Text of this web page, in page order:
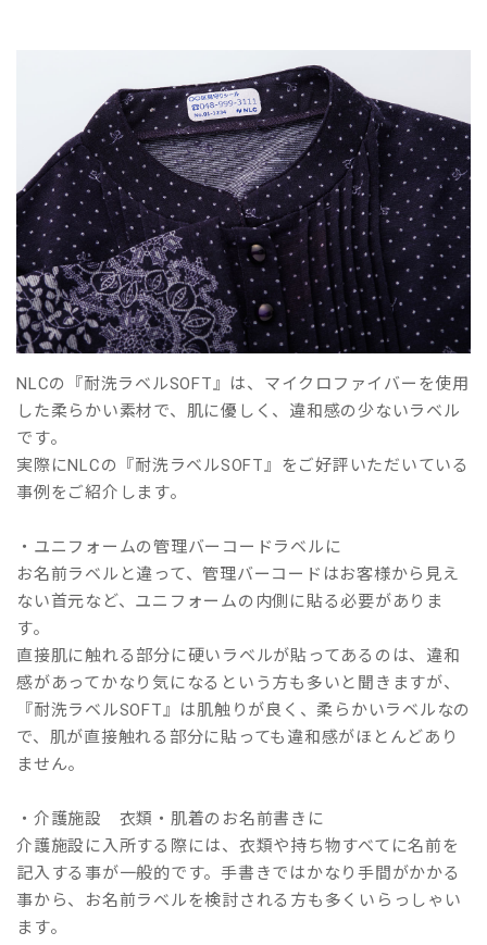
NLCの『耐洗ラベルSOFT』は、マイクロファイバーを使用
した柔らかい素材で、肌に優しく、違和感の少ないラベル
です。
実際にNLCの『耐洗ラベルSOFT』をご好評いただいている
事例をご紹介します。
・ユニフォームの管理バーコードラベルに
お名前ラベルと違って、管理バーコードはお客様から見え
ない首元など、ユニフォームの内側に貼る必要がありま
す。
直接肌に触れる部分に硬いラベルが貼ってあるのは、違和
感があってかなり気になるという方も多いと聞きますが、
『耐洗ラベルSOFT』は肌触りが良く、柔らかいラベルなの
で、肌が直接触れる部分に貼っても違和感がほとんどあり
ません。
・介護施設 衣類・肌着のお名前書きに
介護施設に入所する際には、衣類や持ち物すべてに名前を
記入する事が一般的です。手書きではかなり手間がかかる
事から、お名前ラベルを検討される方も多くいらっしゃい
ます。